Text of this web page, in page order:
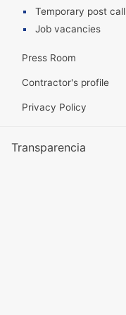
Temporary post call
Job vacancies
Press Room
Contractor's profile
Privacy Policy
Transparencia